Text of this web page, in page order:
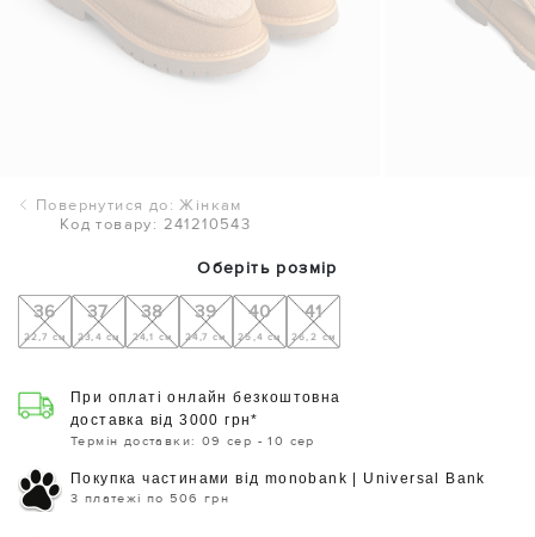
Повернутися до: Жінкам
Код товару: 241210543
Оберіть розмір
36
22,7 см
37
23,4 см
38
24,1 см
39
24,7 см
40
25,4 см
41
26,2 см
При оплаті онлайн безкоштовна
доставка від 3000 грн*
Термін доставки: 09 сер - 10 сер
Покупка частинами від monobank | Universal Bank
3 платежі по 506 грн